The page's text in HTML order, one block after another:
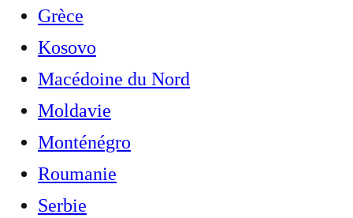
Grèce
Kosovo
Macédoine du Nord
Moldavie
Monténégro
Roumanie
Serbie